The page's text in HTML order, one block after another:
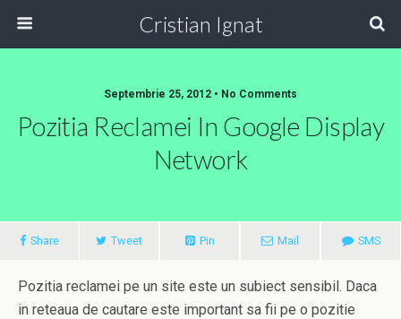
Cristian Ignat
Septembrie 25, 2012 • No Comments
Pozitia Reclamei In Google Display
Network
Share Tweet Pin Mail SMS
Pozitia reclamei pe un site este un subiect sensibil. Daca
in reteaua de cautare este important sa fii pe o pozitie